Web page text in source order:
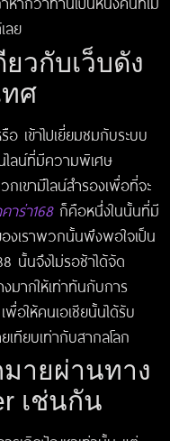
ลย
วกับเว็บดัง
ทศ
อ เข้าไปเยี่ยมชมกับระบบ
ไลน์ที่มีความพิเศษ
เขามีไลน์สำรองเพื่อที่จะ
าร่า168ก็คือหนึ่งในนั้นที่มี
งเราพวกนั้นพึงพอใจเป็น
นั้นจึงไม่รอช้าได้จัด
มากให้เท่าทันกับการ
อให้คนเอเชียนั้นได้รับ
ทียบเท่ากับสากลโลก
ายผ่านทาง
เช่นกัน